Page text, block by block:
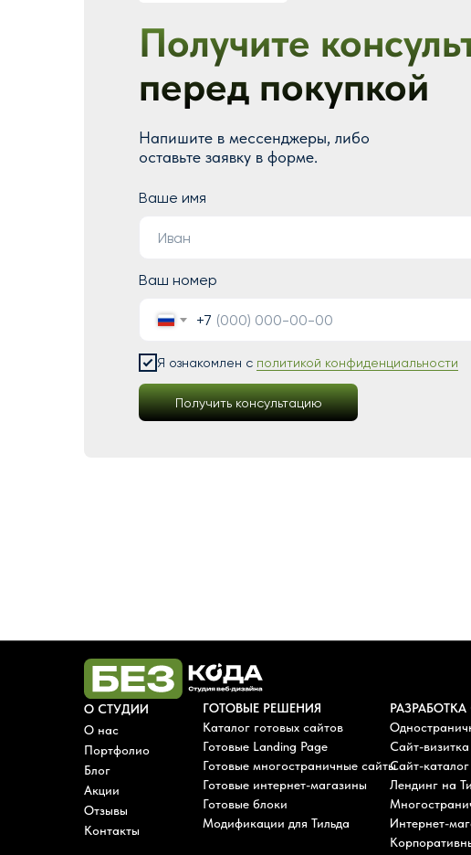
Получите
перед покупкой
Ваше имя
Ваш номер
+7
Я ознакомлен с политикой конфиденциальности
Получить консультацию
Напишите в мессенджеры, либо
оставьте заявку в форме.
О СТУДИИ
О нас
Портфолио
Блог
Акции
Отзывы
Контакты
ГОТОВЫЕ РЕШЕНИЯ
Каталог готовых сайтов
Готовые Landing Page
Готовые многостраничные сайты
Готовые интернет-магазины
Готовые блоки
Модификации для Тильда
Сайт-визитка
Сайт-каталог
Лендинг на
Интернет-